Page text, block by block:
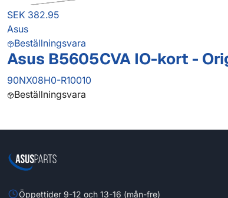
SEK 382.95
Asus
Beställningsvara
Asus B5605CVA IO-kort -
90NX08H0-R10010
Beställningsvara
Öppettider 9-12 och 13-16 (mån-fre)